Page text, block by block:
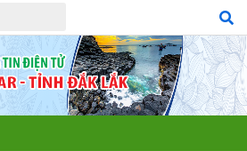
Tiếng Việt Tiếng Anh